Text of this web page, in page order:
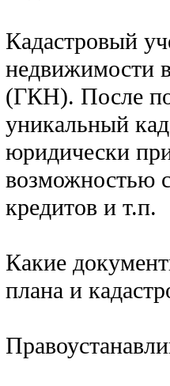
Кадастровый
недвижимости
(ГКН). После
уникальный
юридически
возможностью
кредитов и т.п.
Какие
плана и